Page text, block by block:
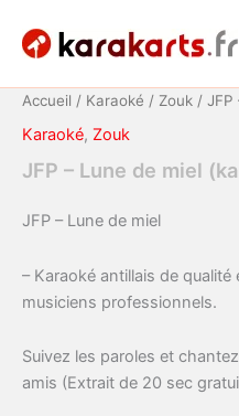
contenu
Accueil / Karaoké / Zouk / JFP
Karaoké, Zouk
JFP – Lune de miel
JFP – Lune de miel
– Karaoké antillais de
musiciens professionnels.
Suivez les paroles et
amis (Extrait de 20 sec